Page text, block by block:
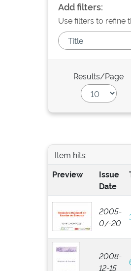
Add filters:
Use filters to refine
Results/Page
Item hits:
Preview
Issue
Date
2005-
07-20
2008-
12-15